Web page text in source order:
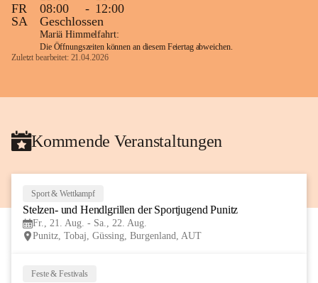
FR
08:00 - 12:00
SA
Geschlossen
Mariä Himmelfahrt:
Die Öffnungszeiten können an diesem Feiertag abweichen.
Zuletzt bearbeitet: 21.04.2026
Kommende Veranstaltungen
Sport & Wettkampf
Stelzen- und Hendlgrillen der Sportjugend Punitz
Fr., 21. Aug. - Sa., 22. Aug.
Punitz, Tobaj, Güssing, Burgenland, AUT
Feste & Festivals